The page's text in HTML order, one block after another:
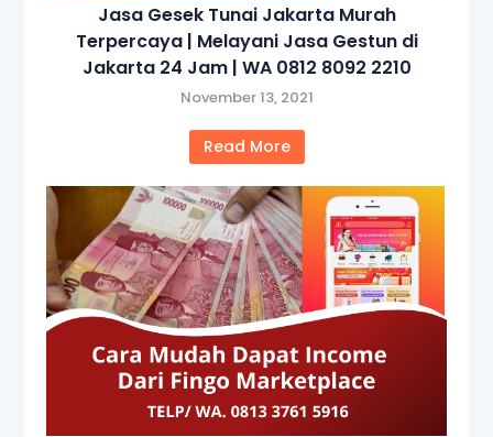
Jasa Gesek Tunai Jakarta Murah
Terpercaya | Melayani Jasa Gestun di
Jakarta 24 Jam | WA 0812 8092 2210
November 13, 2021
Read More